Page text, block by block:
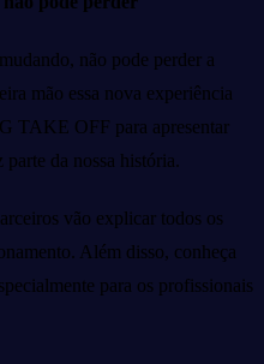
não pode perder a
mão essa nova experiência
TAKE OFF para apresentar
parte da nossa história.
vão explicar todos os
Além disso, conheça
para os profissionais